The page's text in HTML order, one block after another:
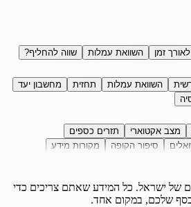
זמן השוואת עמלות
שווה להחליף?
השוואת עמלות תחזית
מחשבון יעד
מצב אקטוארי
תזרים כספים
סיפור הקופה מקורות מידע
של ישראל. כל המידע שאתם צריכים כדי
שלכם, במקום אחד.